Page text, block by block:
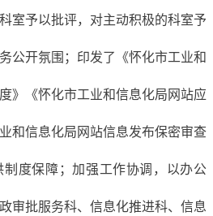
室予以批评，对主动积极的科室予
公开氛围； 印发了《怀化市工业和
》《怀化市工业和信息化局 网站应
和信息化局 网站信息发布保密审查
制度保障 ；加强工作协调，以办公
审批服务科、信息化推进科、 信息